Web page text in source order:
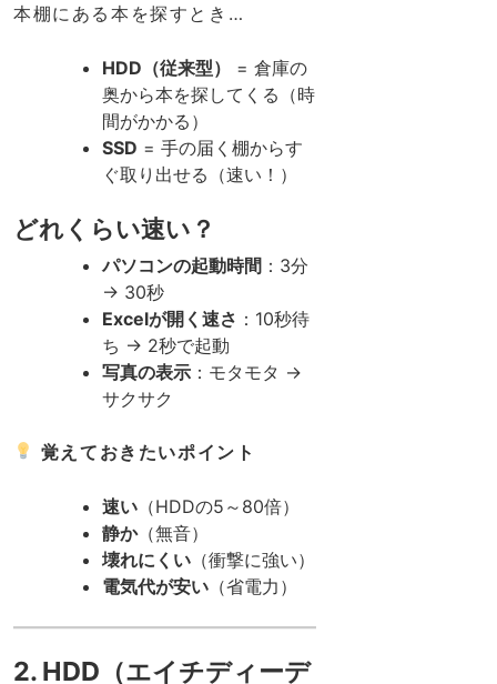
本棚にある本を探すとき…
HDD（従来型）
= 倉庫の
奥から本を探してくる（時
間がかかる）
SSD = 手の届く棚からす
ぐ取り出せる（速い！）
どれくらい速い？
パソコンの起動時間 ：3分
→ 30秒
Excelが開く速さ ：10秒待
ち → 2秒で起動
写真の表示 ：モタモタ →
サクサク
覚えておきたいポイント
速い （HDDの5～80倍）
静か（無音）
壊れにくい （衝撃に強い）
電気代が安い （省電力）
2. HDD（エイチディーデ